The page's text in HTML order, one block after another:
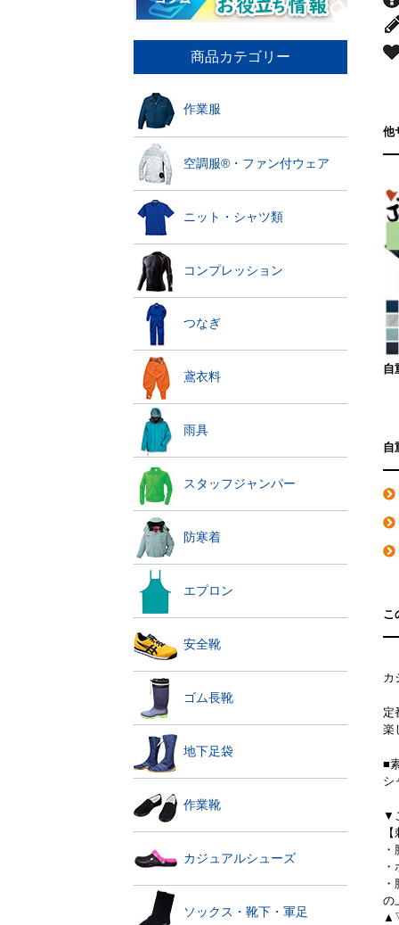
商品カテゴリー
作業服
空調服®・ファン付ウェア
ニット・シャツ類
コンプレッション
つなぎ
鳶衣料
雨具
スタッフジャンパー
防寒着
エプロン
安全靴
ゴム長靴
地下足袋
作業靴
カジュアルシューズ
ソックス・靴下・軍足
他
自
自
こ
カ
定
楽
■
シ
▼
の